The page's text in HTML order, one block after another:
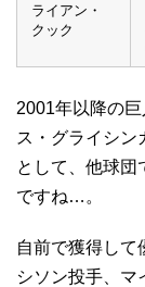
ライアン・
クック
2001年以降の
ス・グライシン
として、他球団
ですね…。
自前で獲得して
シソン投手、マ